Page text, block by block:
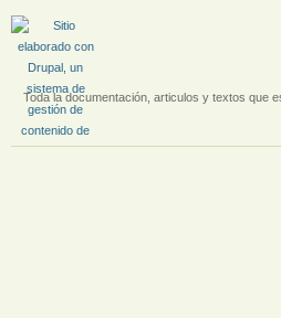
Toda la documentación, articulos y textos que